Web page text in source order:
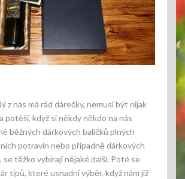
z nás má rád dárečky, nemusí být nijak
potěší, když si někdy někdo na nás
běžných dárkových balíčků plných
potravin nebo případně dárkových
se těžko vybírají nějaké další. Poté se
tipů, které usnadní výběr, když nám již